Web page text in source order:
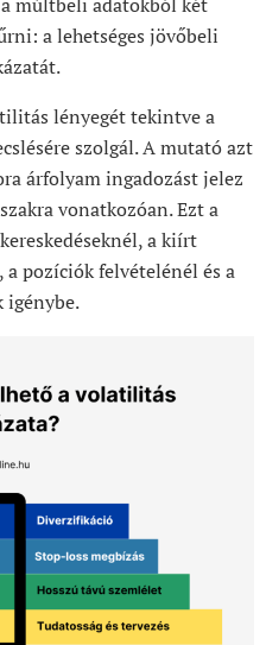
múltbeli adatokból két
a lehetséges jövőbeli
lényegét tekintve a
szolgál. A mutató azt
árfolyam ingadozást jelez
vonatkozóan. Ezt a
a kiírt
pozíciók felvételénél és a
igénybe.